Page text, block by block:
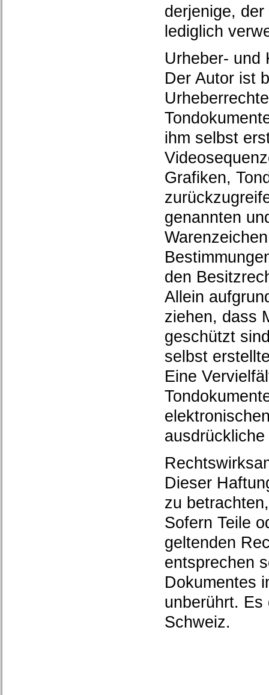
derjenige,
lediglich
Urheber- und
Der Autor ist
ihm selbst
Grafiken,
genannten
den
Allein
ziehen, dass
geschützt
selbst
Eine
Dieser
zu
Sofern Teile
geltenden
entsprechen
Dokumentes
unberührt.
Schweiz.